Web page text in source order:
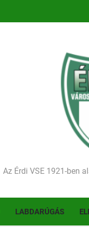
Az Érdi VSE 1921-ben
LABDARÚGÁS